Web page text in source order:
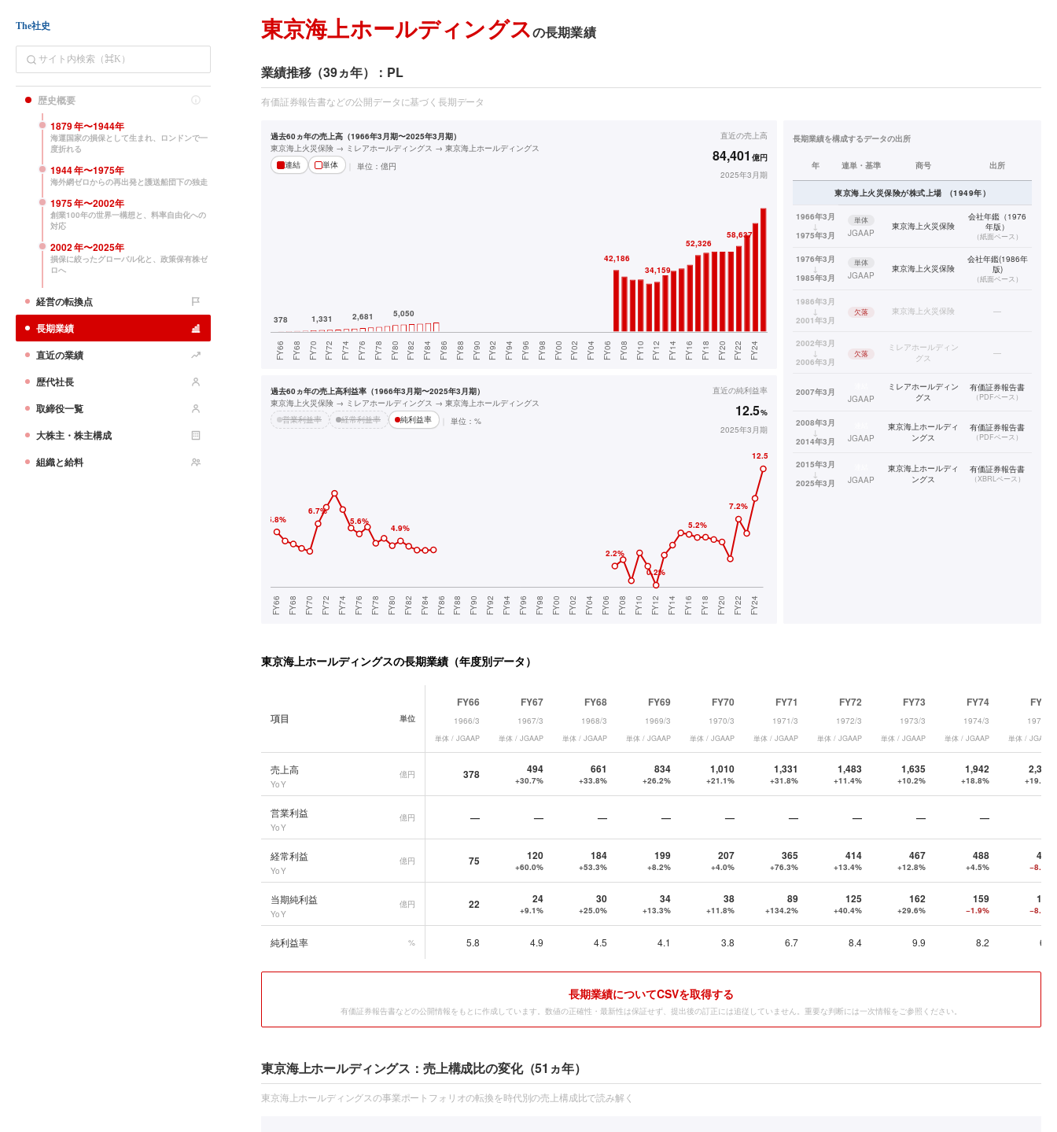
The社史
歴史概要
1879年〜1944年
海運国家の損保として生まれ、ロンドンで一
度折れる
1944年〜1975年
海外網ゼロからの再出発と護送船団下の独走
1975年〜2002年
創業100年の世界一構想と、料率自由化への
対応
2002年〜2025年
損保に絞ったグローバル化と、政策保有株ゼ
ロへ
経営の転換点
長期業績
直近の業績
歴代社長
取締役一覧
大株主・株主構成
組織と給料
東京海上ホールディングスの長期業績
業績推移（39ヵ年）：PL
有価証券報告書などの公開データに基づく長期データ
過去60ヵ年の売上高（1966年3月期〜2025年3月期）
東京海上火災保険 → ミレアホールディングス → 東京海上ホールディングス
連結
単体 単位： 億円
直近の売上高
84,401 億円
2025年3月期
過去60ヵ年の売上高利益率（1966年3月期〜2025年3月期）
東京海上火災保険 → ミレアホールディングス → 東京海上ホールディングス
営業利益率
経常利益率 純利益率 単位：%
直近の純利益率
12.5%
2025年3月期
長期業績を構成するデータの出所
年 連単・基準 商号 出所
東京海上火災保険が株式上場 （1949年）
1966年3月
↓
1975年3月
単体
JGAAP
東京海上火災保険
会社年鑑（1976
年版）
（紙面ベース）
1976年3月
↓
1985年3月
単体
JGAAP
東京海上火災保険
会社年鑑(1986年
版)
（紙面ベース）
1986年3月
↓
2001年3月
欠落 東京海上火災保険 —
2002年3月
↓
2006年3月
欠落
ミレアホールディン
グス
—
2007年3月
JGAAP
ミレアホールディン
グス
有価証券報告書
（PDFベース）
2008年3月
↓
2014年3月
JGAAP
東京海上ホールディ
ングス
有価証券報告書
（PDFベース）
2015年3月
↓
2025年3月
JGAAP
東京海上ホールディ
ングス
有価証券報告書
（XBRLベース）
東京海上ホールディングスの長期業績（年度別データ）
項目 単位
FY66
1966/3
単体 / JGAAP
FY67
1967/3
単体 / JGAAP
FY68
1968/3
単体 / JGAAP
FY69
1969/3
単体 / JGAAP
FY70
1970/3
単体 / JGAAP
FY71
1971/3
単体 / JGAAP
FY72
1972/3
単体 / JGAAP
FY73
1973/3
単体 / JGAAP
FY74
1974/3
単体 / JGAAP
FY75
1975/3
単体 / JGAAP
売上高
YoY
億円 378 494
+30.7%
661
+33.8%
834
+26.2%
1,010
+21.1%
1,331
+31.8%
1,483
+11.4%
1,635
+10.2%
1,942
+18.8%
2,326
+19.8%
営業利益
YoY
億円 — — — — — — — — —
経常利益
YoY
億円 75 120
+60.0%
184
+53.3%
199
+8.2%
207
+4.0%
365
+76.3%
414
+13.4%
467
+12.8%
488
+4.5%
448
−8.2%
当期純利益
YoY
億円 22 24
+9.1%
30
+25.0%
34
+13.3%
38
+11.8%
89
+134.2%
125
+40.4%
162
+29.6%
159
−1.9%
145
−8.8%
純利益率 % 5.8 4.9 4.5 4.1 3.8 6.7 8.4 9.9 8.2 6.2
長期業績についてCSVを取得する
有価証券報告書などの公開情報をもとに作成しています。数値の正確性・最新性は保証せず、提出後の訂正には追従していません。重要な判断には一次情報をご参照ください。
東京海上ホールディングス：売上構成比の変化（51ヵ年）
東京海上ホールディングスの事業ポートフォリオの転換を時代別の売上構成比で読み解く